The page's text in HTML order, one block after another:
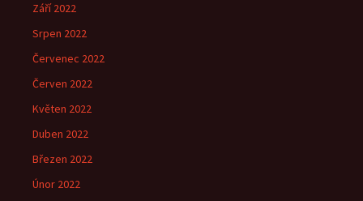
Září 2022
Srpen 2022
Červenec 2022
Červen 2022
Květen 2022
Duben 2022
Březen 2022
Únor 2022